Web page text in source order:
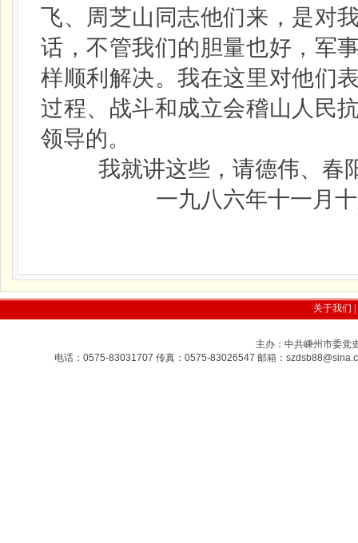
飞、周芝山同志他们来，是对
话，不管我们的胆量也好，军
样顺利解决。我在这里对他们
过程、战斗和成立会稽山人民
领导的。
我就讲这些，请德伟、春
一九八六年十一月十
关于我们
主办：中共嵊州市委党
电话：0575-83031707 传真：0575-83026547 邮箱：